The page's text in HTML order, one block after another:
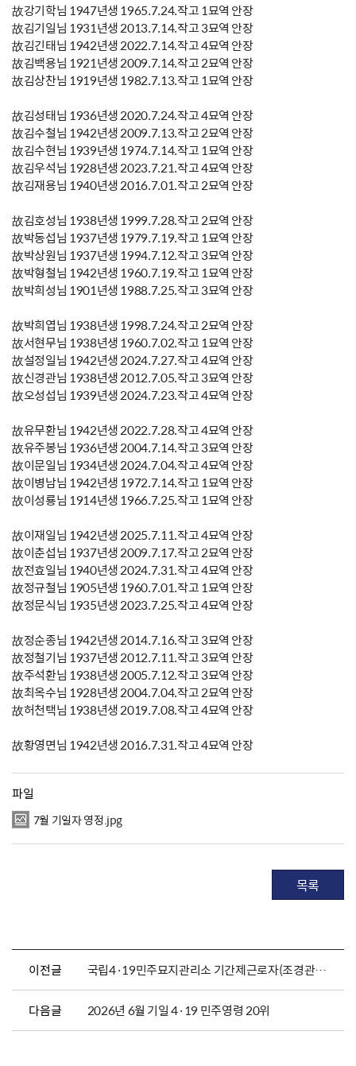
故강기학님 1947년생 1965.7.24.작고 1묘역 안장
故김기일님 1931년생 2013.7.14.작고 3묘역 안장
故김긴태님 1942년생 2022.7.14.작고 4묘역 안장
故김백용님 1921년생 2009.7.14.작고 2묘역 안장
故김상찬님 1919년생 1982.7.13.작고 1묘역 안장
故김성태님 1936년생 2020.7.24.작고 4묘역 안장
故김수철님 1942년생 2009.7.13.작고 2묘역 안장
故김수현님 1939년생 1974.7.14.작고 1묘역 안장
故김우석님 1928년생 2023.7.21.작고 4묘역 안장
故김재용님 1940년생 2016.7.01.작고 2묘역 안장
故김호성님 1938년생 1999.7.28.작고 2묘역 안장
故박동섭님 1937년생 1979.7.19.작고 1묘역 안장
故박상원님 1937년생 1994.7.12.작고 3묘역 안장
故박형철님 1942년생 1960.7.19.작고 1묘역 안장
故박희성님 1901년생 1988.7.25.작고 3묘역 안장
故박희엽님 1938년생 1998.7.24.작고 2묘역 안장
故서현무님 1938년생 1960.7.02.작고 1묘역 안장
故설정일님 1942년생 2024.7.27.작고 4묘역 안장
故신경관님 1938년생 2012.7.05.작고 3묘역 안장
故오성섭님 1939년생 2024.7.23.작고 4묘역 안장
故유무환님 1942년생 2022.7.28.작고 4묘역 안장
故유주봉님 1936년생 2004.7.14.작고 3묘역 안장
故이문일님 1934년생 2024.7.04.작고 4묘역 안장
故이병남님 1942년생 1972.7.14.작고 1묘역 안장
故이성룡님 1914년생 1966.7.25.작고 1묘역 안장
故이재일님 1942년생 2025.7.11.작고 4묘역 안장
故이춘섭님 1937년생 2009.7.17.작고 2묘역 안장
故전효일님 1940년생 2024.7.31.작고 4묘역 안장
故정규철님 1905년생 1960.7.01.작고 1묘역 안장
故정문식님 1935년생 2023.7.25.작고 4묘역 안장
故정순종님 1942년생 2014.7.16.작고 3묘역 안장
故정철기님 1937년생 2012.7.11.작고 3묘역 안장
故주석환님 1938년생 2005.7.12.작고 3묘역 안장
故최옥수님 1928년생 2004.7.04.작고 2묘역 안장
故허천택님 1938년생 2019.7.08.작고 4묘역 안장
故황영면님 1942년생 2016.7.31.작고 4묘역 안장
파일
7월 기일자 영정.jpg
목록
이전글 국립4·19민주묘지관리소 기간제근로자(조경관리원) 채용 공고
다음글 2026년 6월 기일 4·19 민주영령 20위